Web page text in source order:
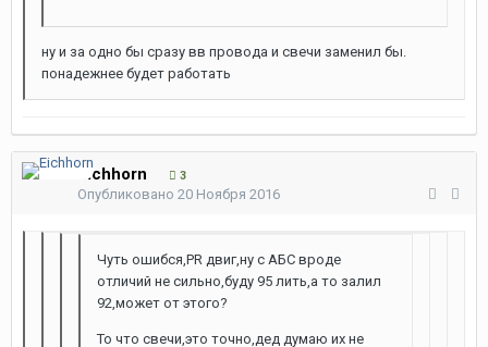
ну и за одно бы сразу вв провода и свечи заменил бы.
понадежнее будет работать
Eichhorn 3
Опубликовано 20 Ноября 2016
Чуть ошибся,PR двиг,ну с АБС вроде
отличий не сильно,буду 95 лить,а то залил
92,может от этого?
То что свечи,это точно,дед думаю их не